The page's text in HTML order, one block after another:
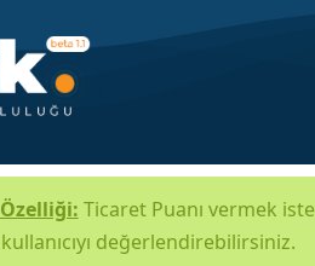
Ticaret Puanı vermek
değerlendirebilirsiniz.